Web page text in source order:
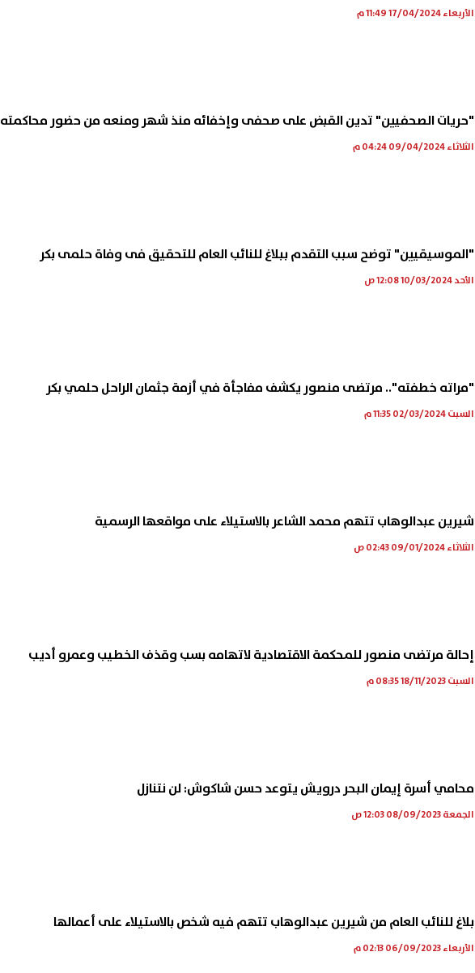
الأربعاء 17/04/2024 11:49 م
"حريات الصحفيين" تدين القبض على صحفى وإخفائه منذ شهر ومنعه من حضور محاكمته
الثلاثاء 09/04/2024 04:24 م
"الموسيقيين" توضح سبب التقدم ببلاغ للنائب العام للتحقيق فى وفاة حلمى بكر
الأحد 10/03/2024 12:08 ص
"مراته خطفته".. مرتضى منصور يكشف مفاجأة في أزمة جثمان الراحل حلمي بكر
السبت 02/03/2024 11:35 م
شيرين عبدالوهاب تتهم محمد الشاعر بالاستيلاء على مواقعها الرسمية
الثلاثاء 09/01/2024 02:43 ص
إحالة مرتضى منصور للمحكمة الاقتصادية لاتهامه بسب وقذف الخطيب وعمرو أديب
السبت 18/11/2023 08:35 م
محامي أسرة إيمان البحر درويش يتوعد حسن شاكوش: لن نتنازل
الجمعة 08/09/2023 12:03 ص
بلاغ للنائب العام من شيرين عبدالوهاب تتهم فيه شخص بالاستيلاء على أعمالها
الأربعاء 06/09/2023 02:13 م